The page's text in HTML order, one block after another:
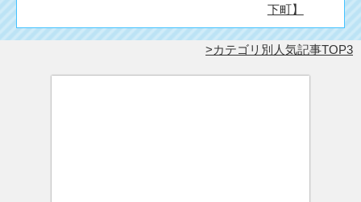
下町】
カテゴリ別人気記事TOP3